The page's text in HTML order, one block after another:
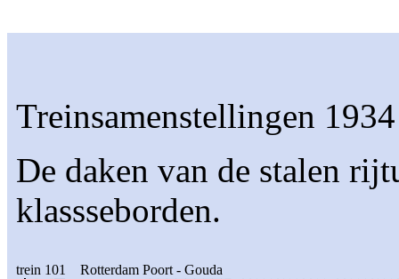
Treinsamenstellingen 1934
De daken van de stalen
klassseborden.
trein 101 Rotterdam Poort - Gouda